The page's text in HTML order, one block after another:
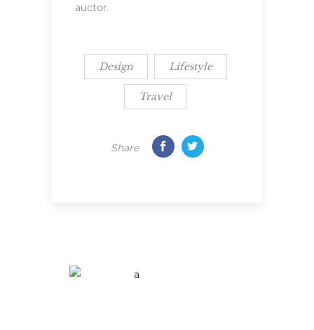
auctor.
Design Lifestyle
Travel
Share